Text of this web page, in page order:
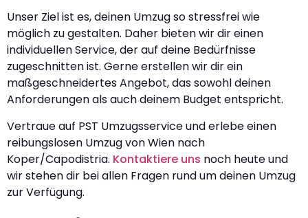
Unser Ziel ist es, deinen Umzug so stressfrei wie
möglich zu gestalten. Daher bieten wir dir einen
individuellen Service, der auf deine Bedürfnisse
zugeschnitten ist. Gerne erstellen wir dir ein
maßgeschneidertes Angebot, das sowohl deinen
Anforderungen als auch deinem Budget entspricht.
Vertraue auf PST Umzugsservice und erlebe einen
reibungslosen Umzug von Wien nach
Koper/Capodistria. Kontaktiere uns noch heute und
wir stehen dir bei allen Fragen rund um deinen Umzug
zur Verfügung.